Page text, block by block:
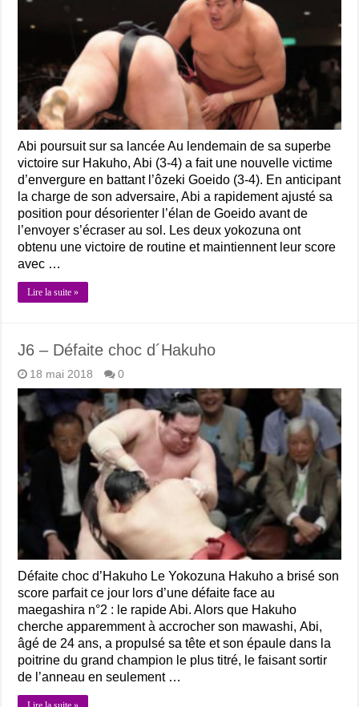
Abi poursuit sur sa lancée Au lendemain de sa superbe
victoire sur Hakuho, Abi (3-4) a fait une nouvelle victime
d’envergure en battant l’ôzeki Goeido (3-4). En anticipant
la charge de son adversaire, Abi a rapidement ajusté sa
position pour désorienter l’élan de Goeido avant de
l’envoyer s’écraser au sol. Les deux yokozuna ont
obtenu une victoire de routine et maintiennent leur score
avec …
Lire la suite »
J6 – Défaite choc d´Hakuho
18 mai 2018 0
Défaite choc d’Hakuho Le Yokozuna Hakuho a brisé son
score parfait ce jour lors d’une défaite face au
maegashira n°2 : le rapide Abi. Alors que Hakuho
cherche apparemment à accrocher son mawashi, Abi,
âgé de 24 ans, a propulsé sa tête et son épaule dans la
poitrine du grand champion le plus titré, le faisant sortir
de l’anneau en seulement …